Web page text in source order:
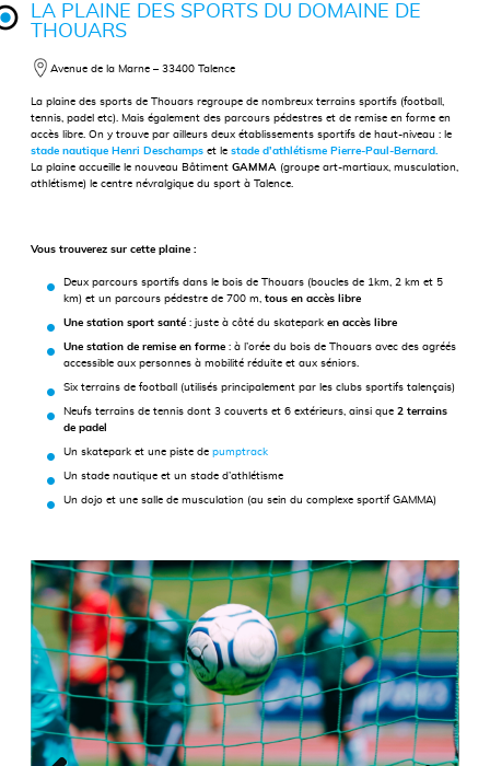
LA PLAINE DES SPORTS DU DOMAINE DE
THOUARS
Avenue de la Marne – 33400 Talence
La plaine des sports de Thouars regroupe de nombreux terrains sportifs (football,
tennis, padel etc). Mais également des parcours pédestres et de remise en forme en
accès libre. On y trouve par ailleurs deux établissements sportifs de haut-niveau : le
stade nautique Henri Deschamps et lestade d’athlétisme Pierre-Paul-Bernard.
La plaine accueille le nouveau BâtimentGAMMA (groupe art-martiaux, musculation,
athlétisme) le centre névralgique du sport à Talence.
Vous trouverez sur cette plaine :
Deux parcours sportifs dans le bois de Thouars (boucles de 1km, 2 km et 5
km) et un parcours pédestre de 700 m,tous en accès libre
Unestation sport santé : juste à côté du skateparken accès libre
Une station de remise en forme: à l’orée du bois de Thouars avec des agréés
accessible aux personnes à mobilité réduite et aux séniors.
Six terrains de football (utilisés principalement par les clubs sportifs talençais)
Neufs terrains de tennis dont 3 couverts et 6 extérieurs, ainsi que2 terrains
de padel
Un skatepark et une piste depumptrack
Un stade nautique et un stade d’athlétisme
Un dojo et une salle de musculation (au sein du complexe sportif GAMMA)